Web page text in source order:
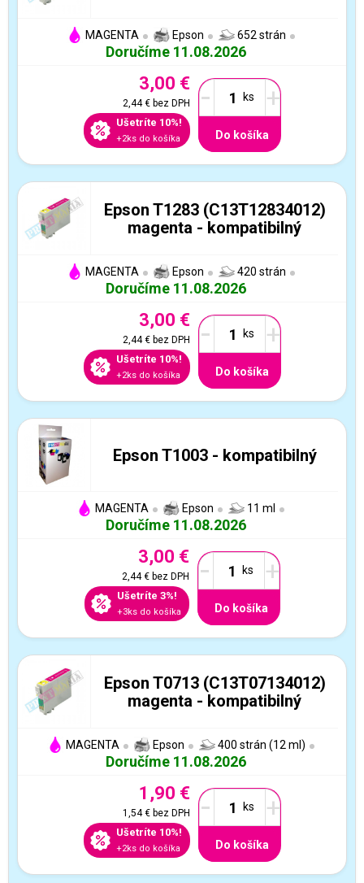
MAGENTA Epson 652 strán
Doručíme 11.08.2026
3,00 €
2,44 €bez DPH
Ušetríte 10%!
+2ks do košíka
- +
Do košíka
Epson T1283 (C13T12834012)
magenta - kompatibilný
MAGENTA Epson 420 strán
Doručíme 11.08.2026
3,00 €
2,44 €bez DPH
Ušetríte 10%!
+2ks do košíka
- +
Do košíka
Epson T1003 - kompatibilný
MAGENTA Epson 11 ml
Doručíme 11.08.2026
3,00 €
2,44 €bez DPH
Ušetríte 3%!
+3ks do košíka
- +
Do košíka
Epson T0713 (C13T07134012)
magenta - kompatibilný
MAGENTA Epson 400 strán (12 ml)
Doručíme 11.08.2026
1,90 €
1,54 €bez DPH
Ušetríte 10%!
+2ks do košíka
- +
Do košíka